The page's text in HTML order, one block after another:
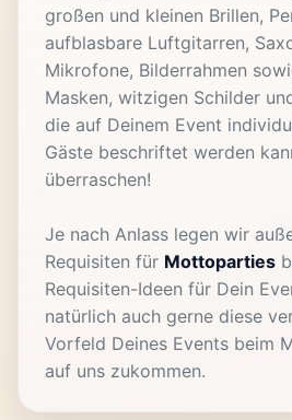
großen und kleinen Brillen,
aufblasbare Luftgitarren,
Mikrofone, Bilderrahmen
Masken, witzigen Schilder
die auf Deinem Event
Gäste beschriftet werden
überraschen!
Je nach Anlass legen wir
Requisiten für Mottoparties
Requisiten-Ideen für Dein
natürlich auch gerne diese
Vorfeld Deines Events beim
auf uns zukommen.